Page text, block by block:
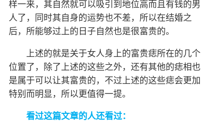
样一来，其自然就可以吸引到地位高而且有钱的男
人了，同时其自身的运势也不差，所以在结婚之
后，所能够过上的日子自然也是很富贵的。
上述的就是关于女人身上的富贵痣所在的几个
位置了，除了上述的这些之外，还有其他的痣相也
是属于可以让其富贵的，不过上述的这些痣会更加
特别而明显，所以更值得一提。
看过这篇文章的人还看过：